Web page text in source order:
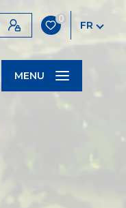
0
FR
MENU